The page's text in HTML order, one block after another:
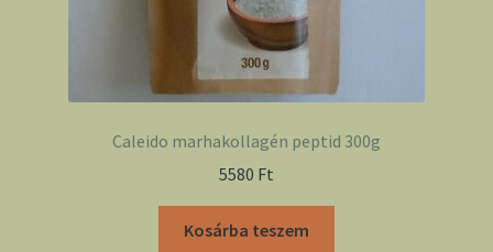
Caleido marhakollagén peptid 300g
5580 Ft
Kosárba teszem